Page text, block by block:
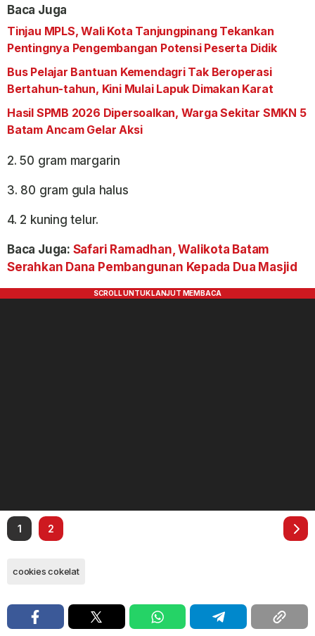
Baca Juga
Tinjau MPLS, Wali Kota Tanjungpinang Tekankan
Pentingnya Pengembangan Potensi Peserta Didik
Bus Pelajar Bantuan Kemendagri Tak Beroperasi
Bertahun-tahun, Kini Mulai Lapuk Dimakan Karat
Hasil SPMB 2026 Dipersoalkan, Warga Sekitar SMKN 5
Batam Ancam Gelar Aksi
2. 50 gram margarin
3. 80 gram gula halus
4. 2 kuning telur.
Baca Juga: Safari Ramadhan, Walikota Batam
Serahkan Dana Pembangunan Kepada Dua Masjid
1 2
cookies cokelat